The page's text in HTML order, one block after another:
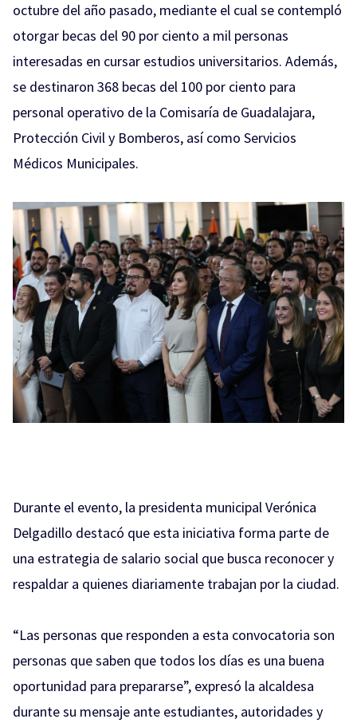
octubre del año pasado, mediante el cual se contempló
otorgar becas del 90 por ciento a mil personas
interesadas en cursar estudios universitarios. Además,
se destinaron 368 becas del 100 por ciento para
personal operativo de la Comisaría de Guadalajara,
Protección Civil y Bomberos, así como Servicios
Médicos Municipales.
Durante el evento, la presidenta municipal Verónica
Delgadillo destacó que esta iniciativa forma parte de
una estrategia de salario social que busca reconocer y
respaldar a quienes diariamente trabajan por la ciudad.
“Las personas que responden a esta convocatoria son
personas que saben que todos los días es una buena
oportunidad para prepararse”, expresó la alcaldesa
durante su mensaje ante estudiantes, autoridades y